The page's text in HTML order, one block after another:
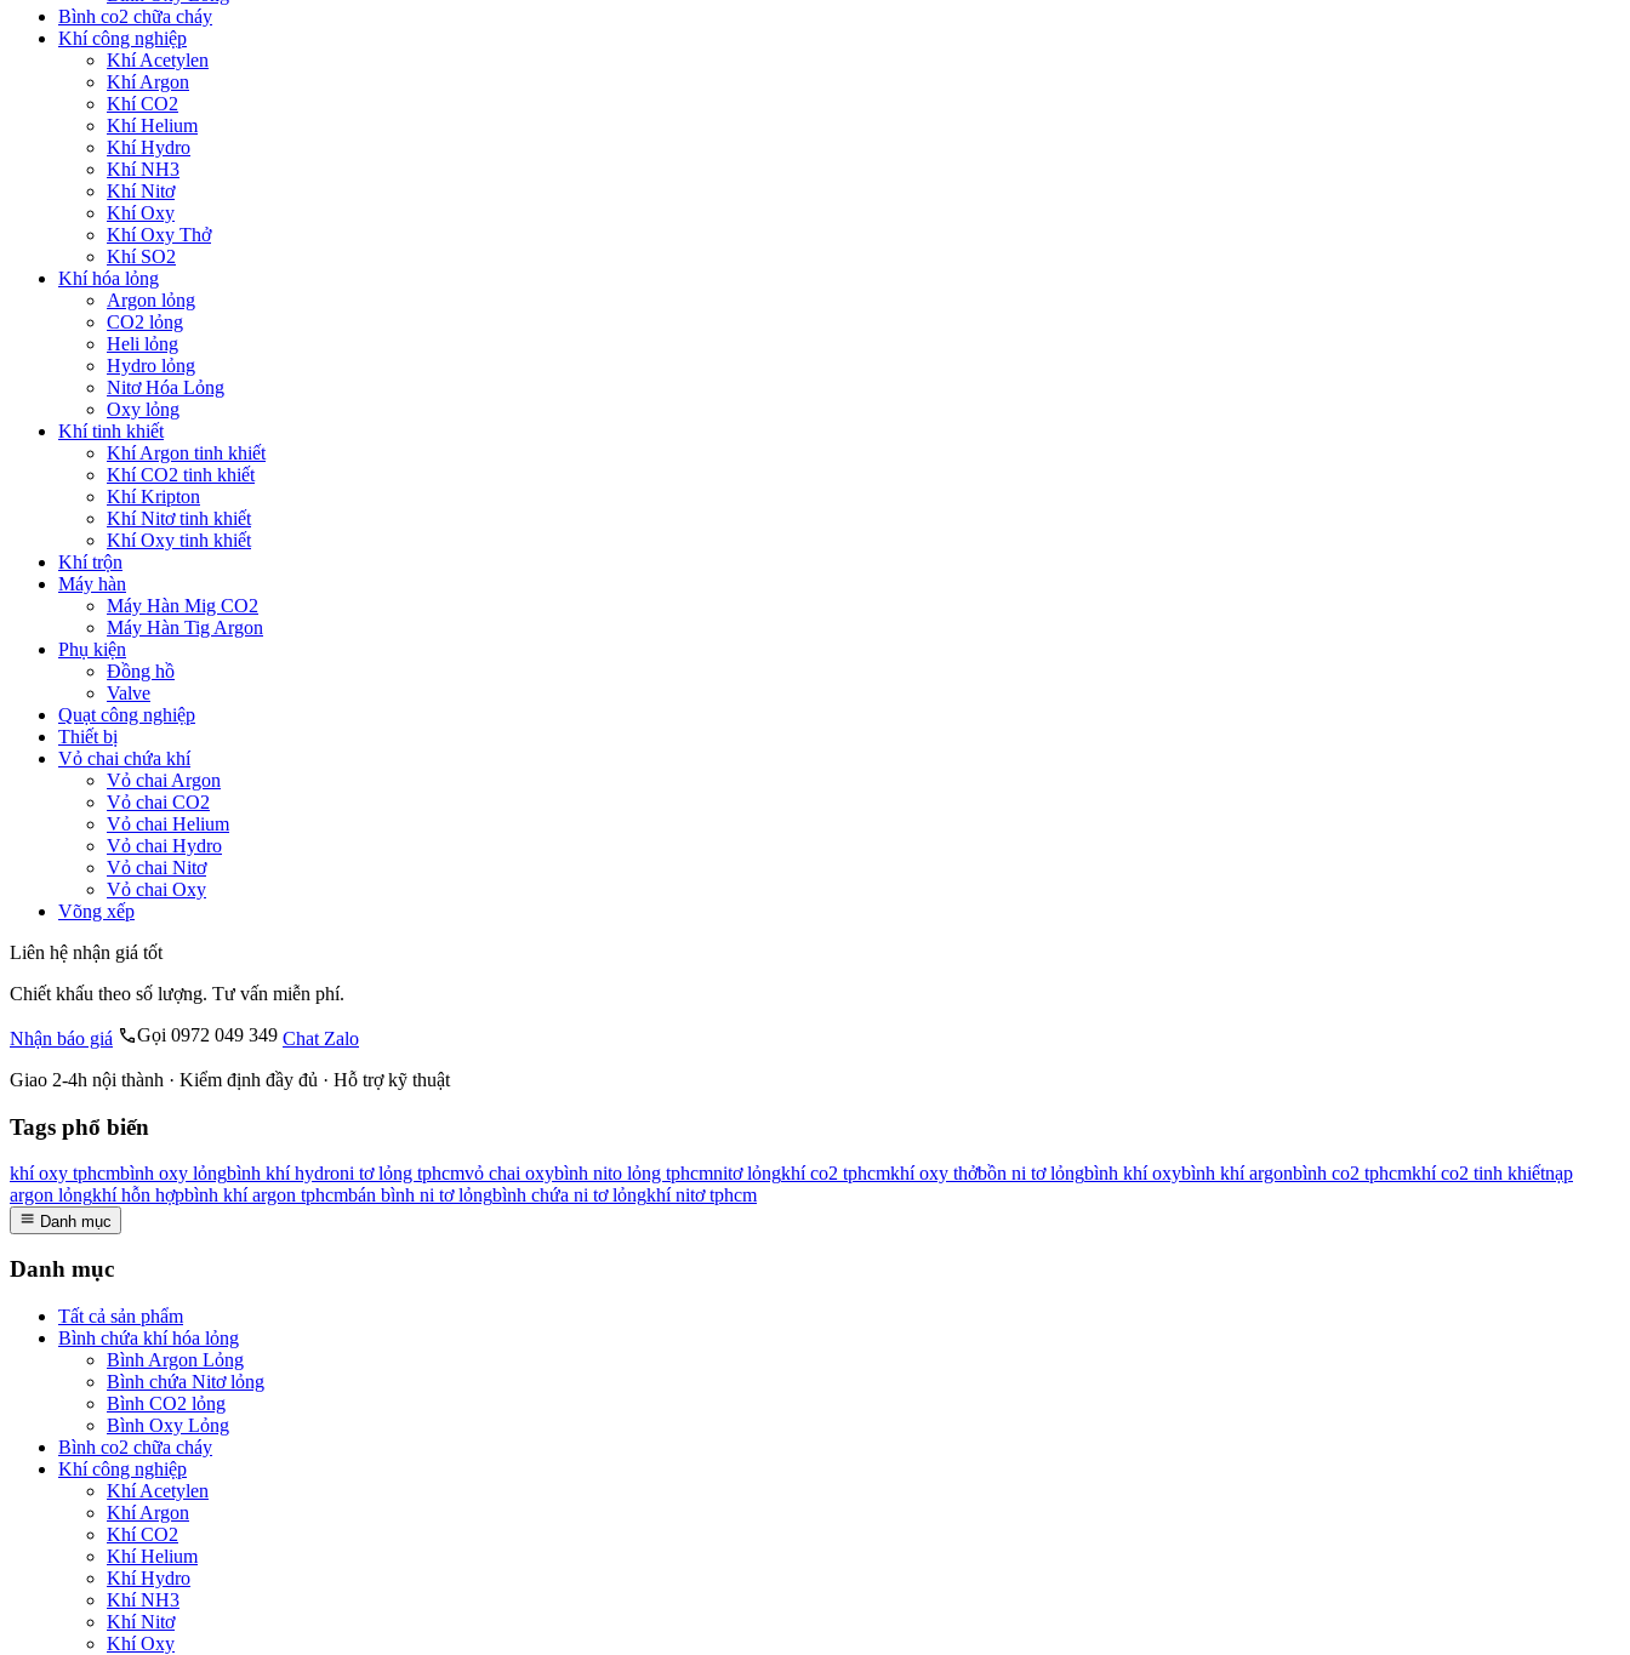
Bình co2 chữa cháy
Khí công nghiệp
Khí Acetylen
Khí Argon
Khí CO2
Khí Helium
Khí Hydro
Khí NH3
Khí Nitơ
Khí Oxy
Khí Oxy Thở
Khí SO2
Khí hóa lỏng
Argon lỏng
CO2 lỏng
Heli lỏng
Hydro lỏng
Nitơ Hóa Lỏng
Oxy lỏng
Khí tinh khiết
Khí Argon tinh khiết
Khí CO2 tinh khiết
Khí Kripton
Khí Nitơ tinh khiết
Khí Oxy tinh khiết
Khí trộn
Máy hàn
Máy Hàn Mig CO2
Máy Hàn Tig Argon
Phụ kiện
Đồng hồ
Valve
Quạt công nghiệp
Thiết bị
Vỏ chai chứa khí
Vỏ chai Argon
Vỏ chai CO2
Vỏ chai Helium
Vỏ chai Hydro
Vỏ chai Nitơ
Vỏ chai Oxy
Võng xếp
Liên hệ nhận giá tốt
Chiết khấu theo số lượng. Tư vấn miễn phí.
Nhận báo giá Gọi 0972 049 349 Chat Zalo
Giao 2-4h nội thành · Kiểm định đầy đủ · Hỗ trợ kỹ thuật
Tags phổ biến
khí oxy tphcmbình oxy lỏngbình khí hydroni tơ lỏng tphcmvỏ chai oxybình nito lỏng tphcmnitơ lỏngkhí co2 tphcmkhí oxy thởbồn ni tơ lỏngbình khí oxybình khí argonbình co2 tphcmkhí co2 tinh khiếtnạp
argon lỏngkhí hỗn hợpbình khí argon tphcmbán bình ni tơ lỏngbình chứa ni tơ lỏngkhí nitơ tphcm
Danh mục
Danh mục
Tất cả sản phẩm
Bình chứa khí hóa lỏng
Bình Argon Lỏng
Bình chứa Nitơ lỏng
Bình CO2 lỏng
Bình Oxy Lỏng
Bình co2 chữa cháy
Khí công nghiệp
Khí Acetylen
Khí Argon
Khí CO2
Khí Helium
Khí Hydro
Khí NH3
Khí Nitơ
Khí Oxy